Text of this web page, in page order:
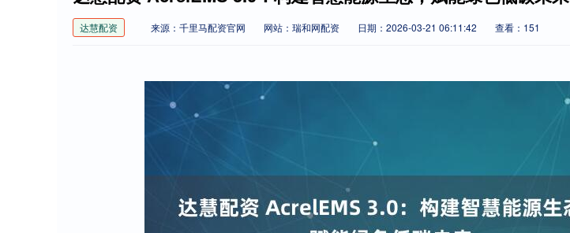
达慧配资 来源：千里马配资官网 网站：瑞和网配资 日期：2026-03-21 06:11:42 查看：151